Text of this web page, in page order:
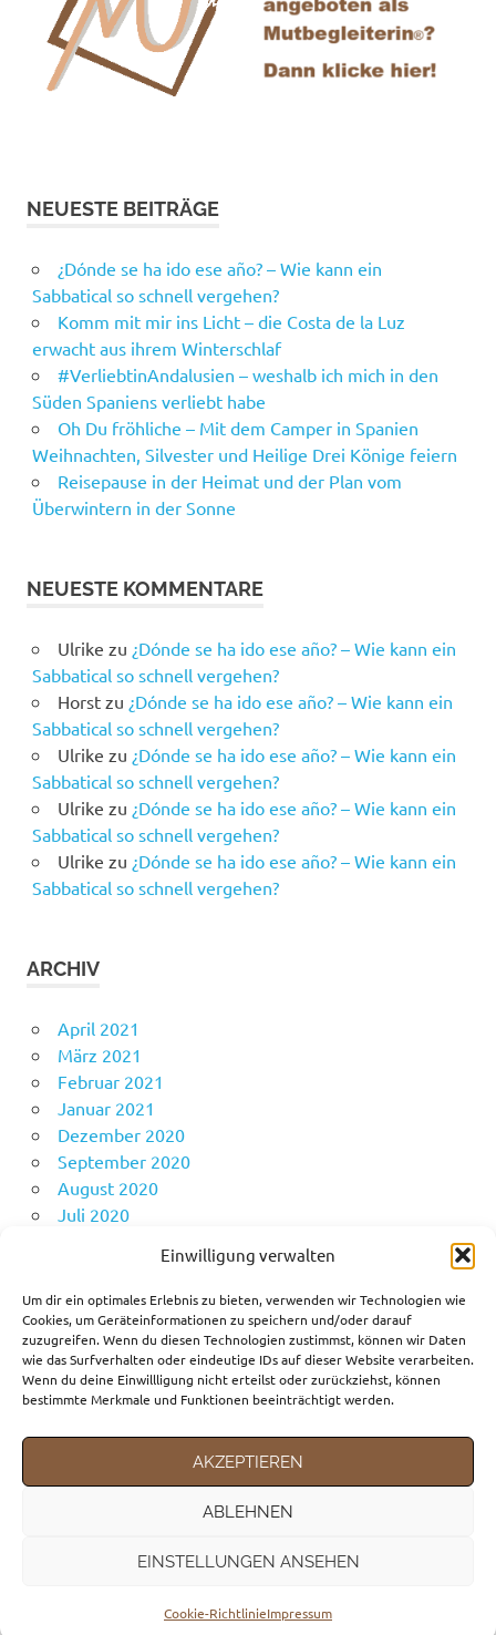
Einwilligung verwalten
Um dir ein optimales Erlebnis zu bieten, verwenden wir Technologien wie
Cookies, um Geräteinformationen zu speichern und/oder darauf
zuzugreifen. Wenn du diesen Technologien zustimmst, können wir Daten
wie das Surfverhalten oder eindeutige IDs auf dieser Website verarbeiten.
Wenn du deine Einwillligung nicht erteilst oder zurückziehst, können
bestimmte Merkmale und Funktionen beeinträchtigt werden.
AKZEPTIEREN
ABLEHNEN
EINSTELLUNGEN ANSEHEN
Cookie-RichtlinieImpressum
NEUESTE BEITRÄGE
¿Dónde se ha ido ese año? – Wie kann ein
Sabbatical so schnell vergehen?
Komm mit mir ins Licht – die Costa de la Luz
erwacht aus ihrem Winterschlaf
#VerliebtinAndalusien – weshalb ich mich in den
Süden Spaniens verliebt habe
Oh Du fröhliche – Mit dem Camper in Spanien
Weihnachten, Silvester und Heilige Drei Könige feiern
Reisepause in der Heimat und der Plan vom
Überwintern in der Sonne
NEUESTE KOMMENTARE
Ulrike zu ¿Dónde se ha ido ese año? – Wie kann ein
Sabbatical so schnell vergehen?
Horstzu ¿Dónde se ha ido ese año? – Wie kann ein
Sabbatical so schnell vergehen?
Ulrike zu ¿Dónde se ha ido ese año? – Wie kann ein
Sabbatical so schnell vergehen?
Ulrike zu ¿Dónde se ha ido ese año? – Wie kann ein
Sabbatical so schnell vergehen?
Ulrike zu ¿Dónde se ha ido ese año? – Wie kann ein
Sabbatical so schnell vergehen?
ARCHIV
April 2021
März 2021
Februar 2021
Januar 2021
Dezember 2020
September 2020
August 2020
Juli 2020
April 2020
KATEGORIEN
Fortbewegungsmittel
Reiseziele